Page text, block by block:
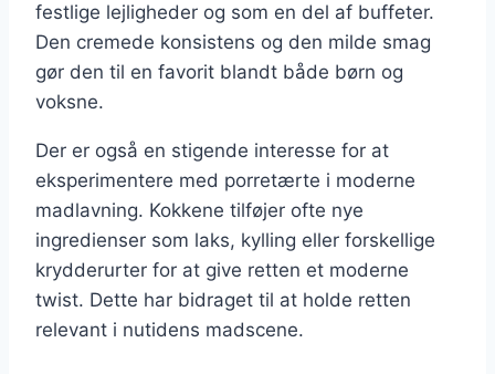
festlige lejligheder og som en del af buffeter.
Den cremede konsistens og den milde smag
gør den til en favorit blandt både børn og
voksne.
Der er også en stigende interesse for at
eksperimentere med porretærte i moderne
madlavning. Kokkene tilføjer ofte nye
ingredienser som laks, kylling eller forskellige
krydderurter for at give retten et moderne
twist. Dette har bidraget til at holde retten
relevant i nutidens madscene.